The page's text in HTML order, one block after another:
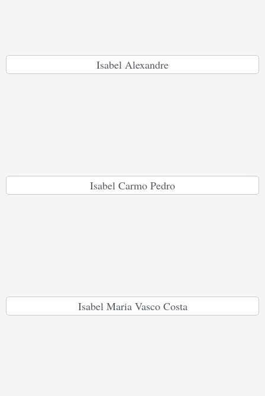
Isabel Alexandre
Isabel Carmo Pedro
Isabel Maria Vasco Costa